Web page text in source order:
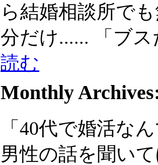
ら結婚相談所で
分だけ......
「ブ
読む
Monthly
「40代で婚活な
男性の話を聞い